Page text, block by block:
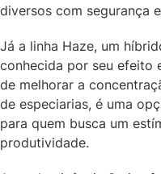
diversos com segurança
Já a linha Haze, um
conhecida por seu efeito
de melhorar a
de especiarias, é uma
para quem busca um
produtividade.